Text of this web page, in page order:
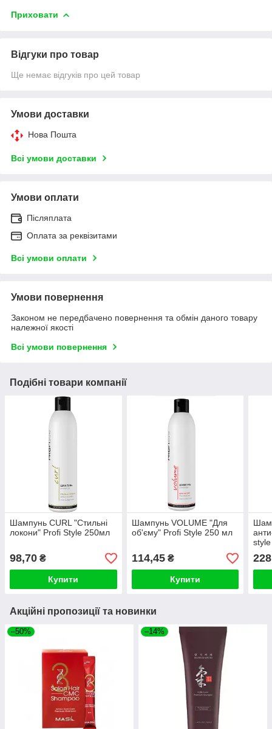
Приховати
Відгуки про товар
Ще немає відгуків про цей товар
Умови доставки
Нова Пошта
Всі умови доставки
Умови оплати
Післяплата
Оплата за реквізитами
Всі умови оплати
Умови повернення
Законом не передбачено повернення та обмін даного товару
належної якості
Всі умови повернення
Подібні товари компанії
Шампунь CURL "Стильні
локони" Profi Style 250мл
98,70 ₴
Купити
Шампунь VOLUME "Для
об'єму" Profi Style 250 мл
114,45₴
Купити
Акційні пропозиції та новинки
–50% –14%